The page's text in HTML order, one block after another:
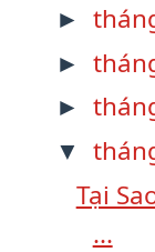
►
►
►
▼
Tại
...